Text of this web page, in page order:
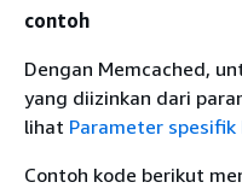
contoh
Dengan Memcached,
yang diizinkan dari
lihat Parameter spesifik
Contoh kode berikut